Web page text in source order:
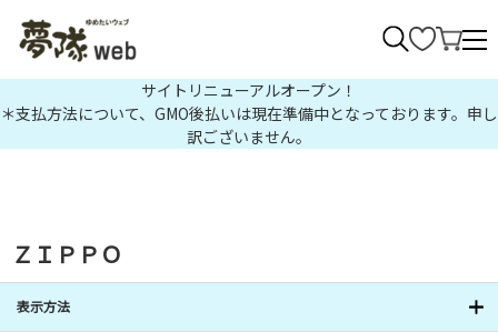
サイトリニューアルオープン！
＊支払方法について、GMO後払いは現在準備中となっております。申し
訳ございません。
ＺＩＰＰＯ
表示方法